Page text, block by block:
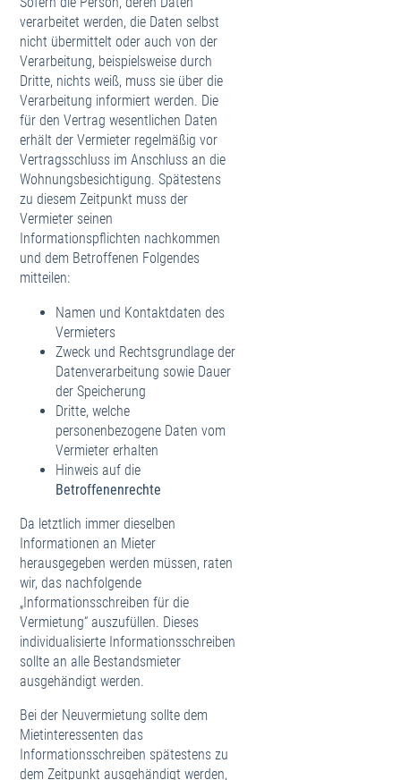
verarbeitet werden, die Daten selbst
nicht übermittelt oder auch von der
Verarbeitung, beispielsweise durch
Dritte, nichts weiß, muss sie über die
Verarbeitung informiert werden. Die
für den Vertrag wesentlichen Daten
erhält der Vermieter regelmäßig vor
Vertragsschluss im Anschluss an die
Wohnungsbesichtigung. Spätestens
zu diesem Zeitpunkt muss der
Vermieter seinen
Informationspflichten nachkommen
und dem Betroffenen Folgendes
mitteilen:
Namen und Kontaktdaten des
Vermieters
Zweck und Rechtsgrundlage der
Datenverarbeitung sowie Dauer
der Speicherung
Dritte, welche
personenbezogene Daten vom
Vermieter erhalten
Hinweis auf die
Betroffenenrechte
Da letztlich immer dieselben
Informationen an Mieter
herausgegeben werden müssen, raten
wir, das nachfolgende
„Informationsschreiben für die
Vermietung“ auszufüllen. Dieses
individualisierte Informationsschreiben
sollte an alle Bestandsmieter
ausgehändigt werden.
Bei der Neuvermietung sollte dem
Mietinteressenten das
Informationsschreiben spätestens zu
dem Zeitpunkt ausgehändigt werden,